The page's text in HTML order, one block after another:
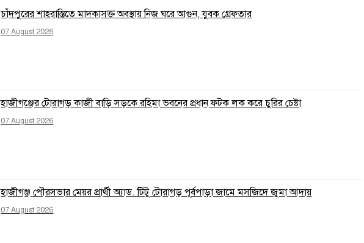
চাঁদপুরের শাহরাস্তিতে মাদকাসক্ত অবস্থায় নিজ ঘরে আগুন, যুবক গ্রেফতার
07 August 2026
হাজীগঞ্জের টোরাগড় কাজী বাড়ি সড়কে রহিমা ভবনের প্রধান ফটক লক করে চুরির চেষ্টা
07 August 2026
হাজীগঞ্জ পৌরসভার মেয়র প্রার্থী অ্যাড. টিটু টোরাগড় পূর্বপাড়া জামে মসজিদে জুমা আদায়
07 August 2026